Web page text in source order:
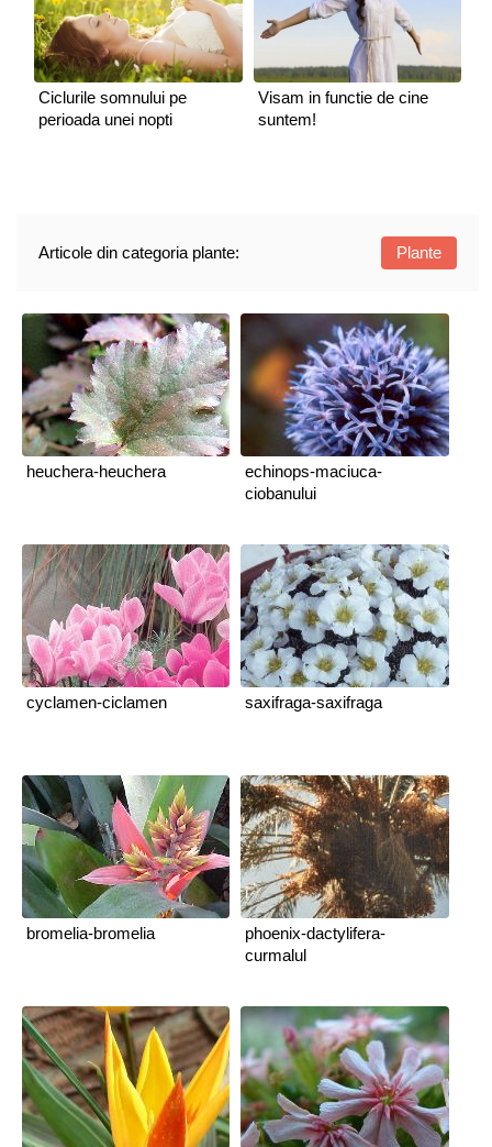
Ciclurile somnului pe
perioada unei nopti
Visam in functie de cine
suntem!
Articole din categoria plante: Plante
heuchera-heuchera
echinops-maciuca-
ciobanului
cyclamen-ciclamen saxifraga-saxifraga
bromelia-bromelia
phoenix-dactylifera-
curmalul